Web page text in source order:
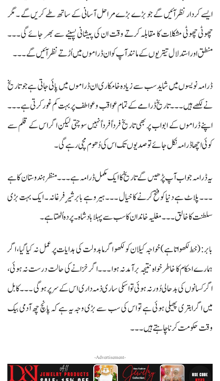
ایسے کردار نظر آئیں گے جو بڑے بڑے مراحل آسانی کے ساتھ طے کریں گے ۔ مگر
چھوٹی چھوٹی مشکلات کا مقابلہ کرتے وقت ان کی پیشانی پسینے سے بھر جائے گی۔۔۔
منطق اور استدلال تیتریوں کے مانند آپ کو ان ڈراموں میں اُڑتے نظر آئیں گے۔۔۔
ڈرامہ نویسوں میں شاید سب سے زیادہ خامکاری ان ڈراموں میں پائی جاتی ہے جو تاریخ
نے لکھے ہیں ۔۔۔ تاریخ ڈرامے کے تمام عواقب و عواطف پر بہت کم غور کرتی ہے ۔۔۔
اپنے ڈراموں کے ابواب پر بھی تاریخ فرداً فرداً نہیں سوچتی لیکن اگر اس کے قلم سے
کوئی اچھا ڈرامہ نکل جائے تو صدیوں تک اس کی دُھوم مچی رہے گی۔
یہ ڈرامہ جو اب آپ پڑھیں گے تاریخ کا ایک مکمل ڈرامہ ہے ۔۔۔ منظر ہندوستان کا ہے
۔۔۔ پلاٹ ہے دنیا کو فتح کرنے کا خیال ۔۔۔ ہیرو ہے بابر شیرِفرغانہ ۔ ایک بہت بڑی
سلطنت کا خالق ۔۔۔ مغلیہ خاندان کا سب سے پہلا بادشاہ ۔ پردہ اُٹھتا ہے ۔
بابر: (خط لکھواتا ہے) خواجہ کیلان کو لکھو اگر مابدولت کی ہدایات پر عمل نہ کیا گیا، اگر
ہمارے احکام کا خاطر خواہ نتیجہ برآمد نہ ہوا ۔۔۔ اگر خزانے کی حالت درست نہ ہوئی،
اگر کسانوں کی بدحالی دُور نہ ہوئی تو اسکی ساری ذمہ داری اس کے سرپر ہوگی ۔۔۔ کابل
میں اگر ابتری پھیلی ہوئی ہے تو اس کی سب سے بڑی وجہ یہ ہے کہ پانچ چھ آدمی بیک
وقت حکومت کرنا چاہتے ہیں۔۔۔
-Advertisement-